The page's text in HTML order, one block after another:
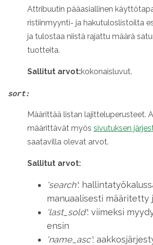
Attribuutin pääasiallinen
ristiinmyynti- ja hakutuloslistoilta
ja tulostaa niistä rajattu määrä
tuotteita.
Sallitut arvot:kokonaisluvut.
sort:
Määrittää listan lajitteluperusteet.
määrittävät myös sivutuksen
saatavilla olevat arvot.
Sallitut arvot:
'search':
manuaalisesti määritetty
'last_sold': viimeksi
ensin
'name_asc':